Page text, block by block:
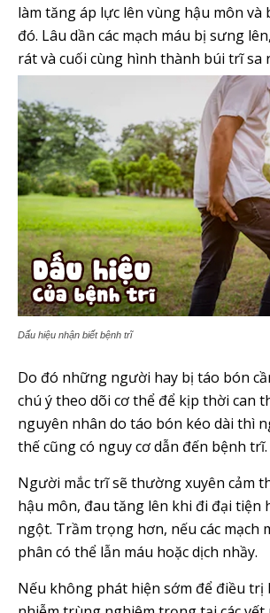
làm tăng áp lực lên vùng hậu môn và
đó. Lâu dần các mạch máu bị sưng
rát và cuối cùng hình thành búi trĩ sa
Dấu hiệu nhận biết bệnh trĩ
Do đó những người hay bị táo bón
chú ý theo dõi cơ thể để kịp thời can
nguyên nhân do táo bón kéo dài thì
thế cũng có nguy cơ dẫn đến bệnh trĩ.
Người mắc trĩ sẽ thường xuyên cảm
hậu môn, đau tăng lên khi đi đại tiện
ngột. Trầm trọng hơn, nếu các mạch
phân có thể lẫn máu hoặc dịch nhầy.
Nếu không phát hiện sớm để điều trị